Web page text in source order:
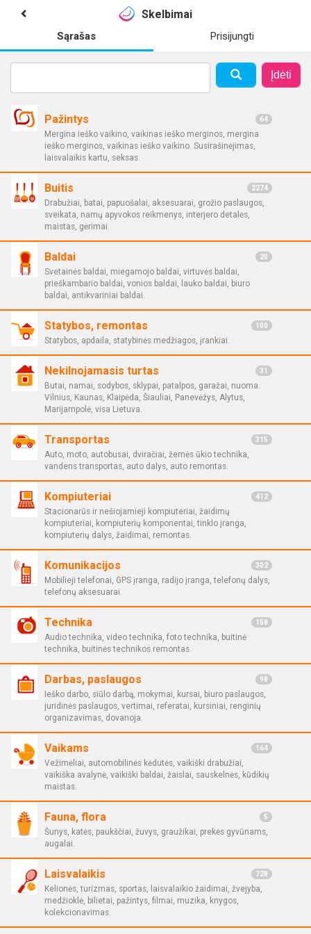
Skelbimai
Sąrašas Prisijungti
Įdėti
Pažintys 64
Mergina ieško vaikino, vaikinas ieško merginos, mergina
ieško merginos, vaikinas ieško vaikino. Susirašinėjimas,
laisvalaikis kartu, seksas.
Buitis 2274
Drabužiai, batai, papuošalai, aksesuarai, grožio paslaugos,
sveikata, namų apyvokos reikmenys, interjero detalės,
maistas, gėrimai.
Baldai 20
Svetainės baldai, miegamojo baldai, virtuvės baldai,
prieškambario baldai, vonios baldai, lauko baldai, biuro
baldai, antikvariniai baldai.
Statybos, remontas 100
Statybos, apdaila, statybinės medžiagos, įrankiai.
Nekilnojamasis turtas 31
Butai, namai, sodybos, sklypai, patalpos, garažai, nuoma.
Vilnius, Kaunas, Klaipėda, Šiauliai, Panevėžys, Alytus,
Marijampolė, visa Lietuva.
Transportas 315
Auto, moto, autobusai, dviračiai, žemės ūkio technika,
vandens transportas, auto dalys, auto remontas.
Kompiuteriai 412
Stacionarūs ir nešiojamieji kompiuteriai, žaidimų
kompiuteriai, kompiuterių komponentai, tinklo įranga,
kompiuterių dalys, žaidimai, remontas.
Komunikacijos 302
Mobilieji telefonai, GPS įranga, radijo įranga, telefonų dalys,
telefonų aksesuarai.
Technika 158
Audio technika, video technika, foto technika, buitinė
technika, buitinės technikos remontas.
Darbas, paslaugos 98
Ieško darbo, siūlo darbą, mokymai, kursai, biuro paslaugos,
juridinės paslaugos, vertimai, referatai, kursiniai, renginių
organizavimas, dovanoja.
Vaikams 164
Vežimėliai, automobilinės kėdutės, vaikiški drabužiai,
vaikiška avalynė, vaikiški baldai, žaislai, sauskelnės, kūdikių
maistas.
Fauna, flora 5
Šunys, katės, paukščiai, žuvys, graužikai, prekės gyvūnams,
augalai.
Laisvalaikis 728
Kelionės, turizmas, sportas, laisvalaikio žaidimai, žvejyba,
medžioklė, bilietai, pažintys, filmai, muzika, knygos,
kolekcionavimas.